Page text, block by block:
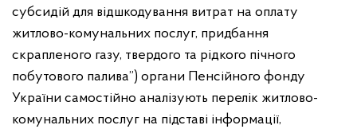
субсидій для відшкодування витрат на оплату
житлово-комунальних послуг, придбання
скрапленого газу, твердого та рідкого пічного
побутового палива”) органи Пенсійного фонду
України самостійно аналізують перелік житлово-
комунальних послуг на підставі інформації,